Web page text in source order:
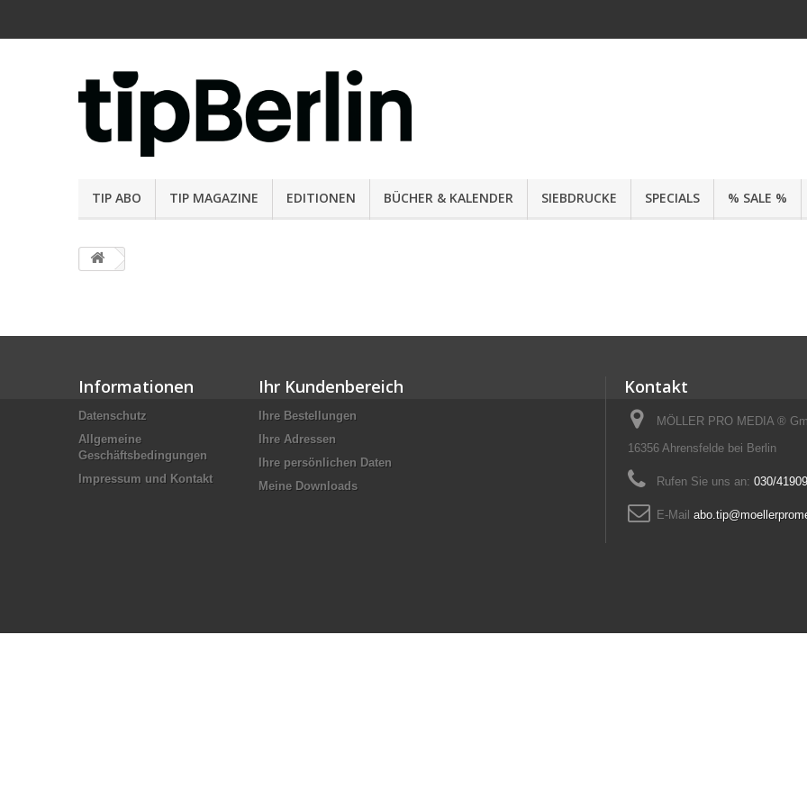
TIP ABO TIP MAGAZINE EDITIONEN BÜCHER & KALENDER SIEBDRUCKE SPECIALS % SALE %
Informationen
Datenschutz
Allgemeine
Geschäftsbedingungen
Impressum und Kontakt
Ihr Kundenbereich
Ihre Bestellungen
Ihre Adressen
Ihre persönlichen Daten
Meine Downloads
Kontakt
MÖLLER PRO MEDIA ®
16356 Ahrensfelde bei Berlin
Rufen Sie uns an: 030/
E-Mail